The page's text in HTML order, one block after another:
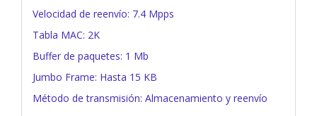
Velocidad de reenvío: 7.4 Mpps
Tabla MAC: 2K
Buffer de paquetes: 1 Mb
Jumbo Frame: Hasta 15 KB
Método de transmisión: Almacenamiento y reenvío